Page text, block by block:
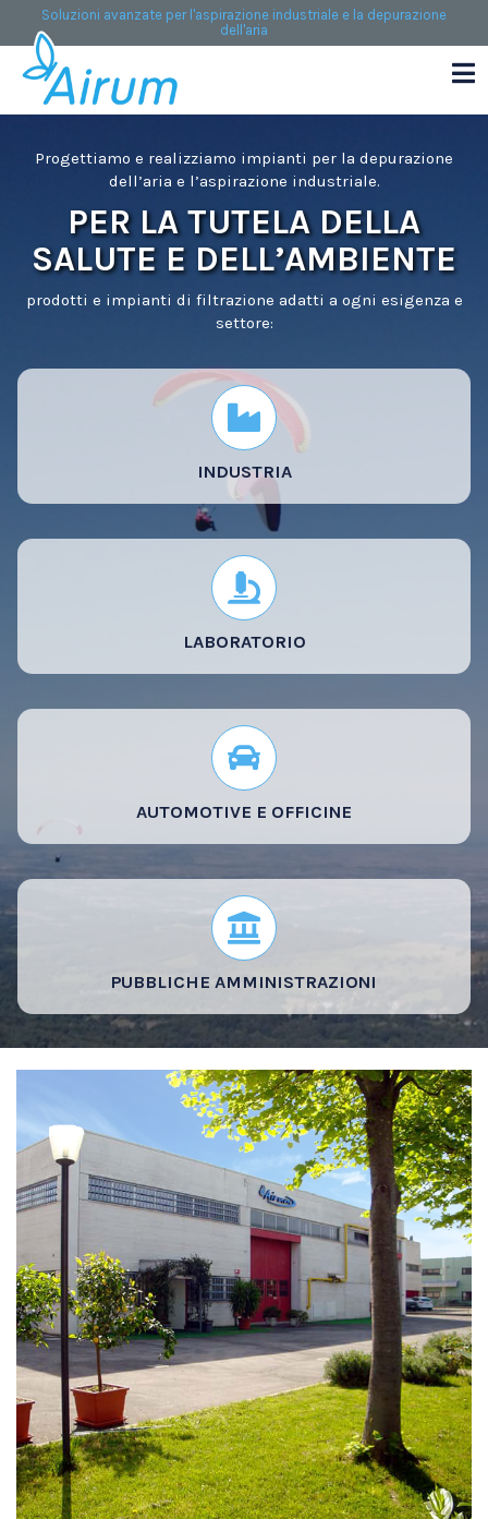
Soluzioni avanzate per l'aspirazione industriale e la depurazione
dell'aria
Progettiamo e realizziamo impianti per la depurazione
dell’aria e l’aspirazione industriale.
PER LA TUTELA DELLA
SALUTE E DELL’AMBIENTE
prodotti e impianti di filtrazione adatti a ogni esigenza e
settore:
INDUSTRIA
LABORATORIO
AUTOMOTIVE E OFFICINE
PUBBLICHE AMMINISTRAZIONI